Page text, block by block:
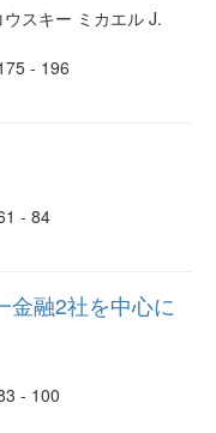
スキー ミカエル J.
- 196
- 84
金融2社を中心に
- 100